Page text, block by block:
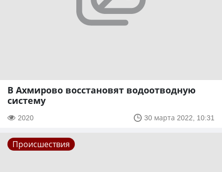
В Ахмирово восстановят водоотводную
систему
2020 30 марта 2022, 10:31
Происшествия